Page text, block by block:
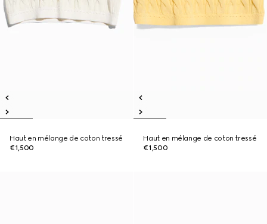
Haut en mélange de coton tressé
€1,500
Haut en mélange de coton tressé
€1,500